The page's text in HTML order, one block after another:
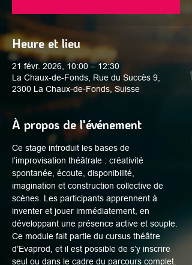
Heure et lieu
21 févr. 2026, 10:00 – 12:30
La Chaux-de-Fonds, Rue du Succès 9,
2300 La Chaux-de-Fonds, Suisse
À propos de l'événement
Ce stage introduit les bases de
l’improvisation théâtrale : créativité
spontanée, écoute, disponibilité,
imagination et construction collective de
scènes. Les participants apprennent à
inventer et jouer immédiatement, en
développant une présence active et souple.
Ce module fait partie du cursus théâtre
d’Evaprod, et il est possible de s’y inscrire
seul ou dans le cadre du parcours complet.